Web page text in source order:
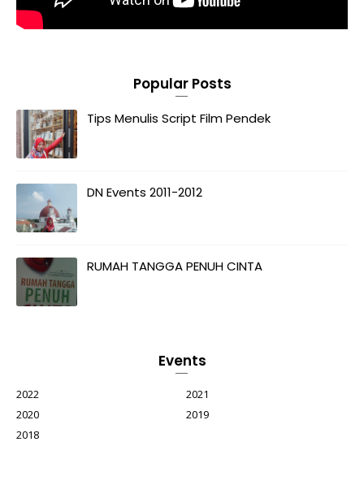
Popular Posts
Tips Menulis Script Film Pendek
DN Events 2011-2012
RUMAH TANGGA PENUH CINTA
Events
2022
2021
2020
2019
2018